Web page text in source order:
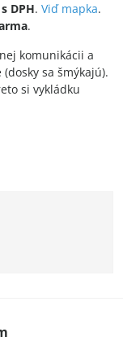
DPH. Viď mapka.
.
komunikácii a
sa šmýkajú).
si vykládku